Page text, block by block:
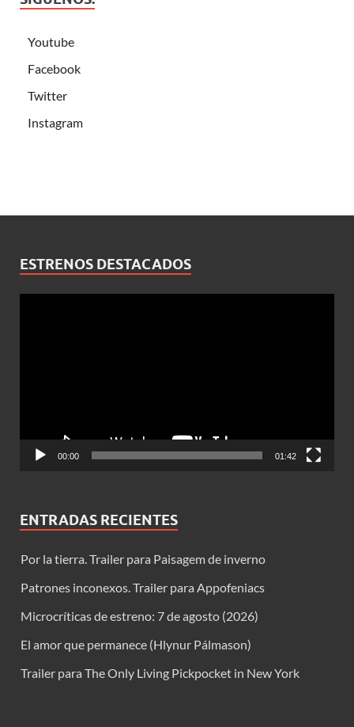
Youtube
Facebook
Twitter
Instagram
ESTRENOS DESTACADOS
00:00 01:42
ENTRADAS RECIENTES
Por la tierra. Trailer para Paisagem de inverno
Patrones inconexos. Trailer para Appofeniacs
Microcríticas de estreno: 7 de agosto (2026)
El amor que permanece (Hlynur Pálmason)
Trailer para The Only Living Pickpocket in New York